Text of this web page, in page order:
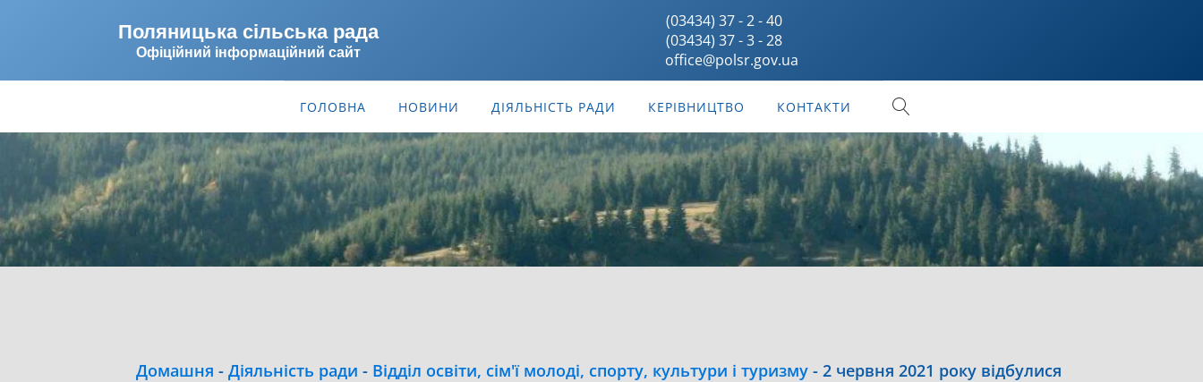
Поляницька сільська рада
Офіційний інформаційний сайт
(03434) 37 - 2 - 40
(03434) 37 - 3 - 28
office@polsr.gov.ua
ГОЛОВНА НОВИНИ ДІЯЛЬНІСТЬ РАДИ КЕРІВНИЦТВО КОНТАКТИ
Домашня - Діяльність ради - Відділ освіти, сім'ї молоді, спорту, культури і туризму - 2 червня 2021 року відбулися